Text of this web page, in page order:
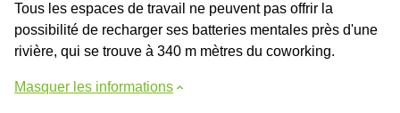
Tous les espaces de travail ne peuvent pas offrir la
possibilité de recharger ses batteries mentales près d'une
rivière, qui se trouve à 340 m mètres du coworking.
Masquer les informations